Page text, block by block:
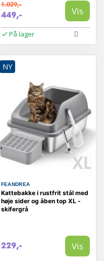
1.029,-
449,- Vis
På lager
NY
FEANDREA
Kattebakke i rustfrit stål med
høje sider og åben top XL -
skifergrå
229,- Vis